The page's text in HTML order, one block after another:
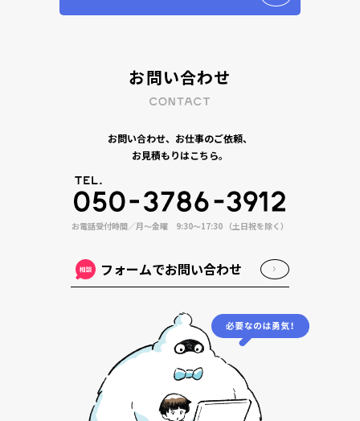
お問い合わせ
お問い合わせ、お仕事のご依頼、
お見積もりはこちら。
お電話受付時間／月〜金曜 9:30〜17:30 （土日祝を除く）
フォームでお問い合わせ